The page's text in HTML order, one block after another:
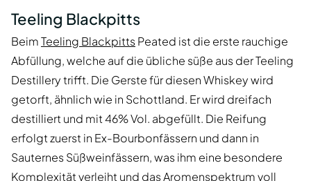
Teeling Blackpitts
BeimTeeling BlackpittsPeated ist die erste rauchige
Abfüllung, welche auf die übliche süße aus der Teeling
Destillery trifft. Die Gerste für diesen Whiskey wird
getorft, ähnlich wie in Schottland. Er wird dreifach
destilliert und mit 46% Vol. abgefüllt. Die Reifung
erfolgt zuerst in Ex-Bourbonfässern und dann in
Sauternes Süßweinfässern, was ihm eine besondere
Komplexität verleiht und das Aromenspektrum voll